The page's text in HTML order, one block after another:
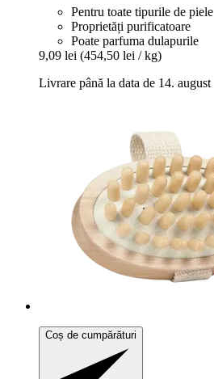
Pentru toate tipurile de piele
Proprietăți purificatoare
Poate parfuma dulapurile
9,09 lei (454,50 lei / kg)
Livrare până la data de 14. august
Coș de cumpărături